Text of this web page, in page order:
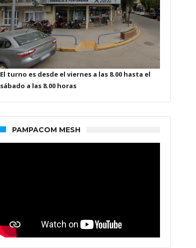
El turno es desde el viernes a las 8.00 hasta el
sábado a las 8.00 horas
PAMPACOM MESH